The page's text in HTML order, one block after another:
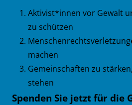
Aktivist*innen vor Gewalt
zu schützen
machen
Gemeinschaften zu
stehen
Spenden Sie jetzt für die